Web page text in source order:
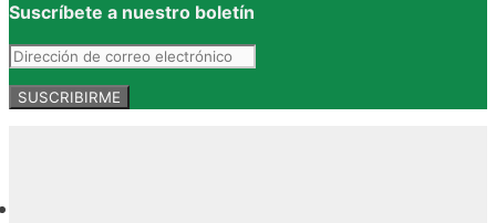
Suscríbete a nuestro boletín